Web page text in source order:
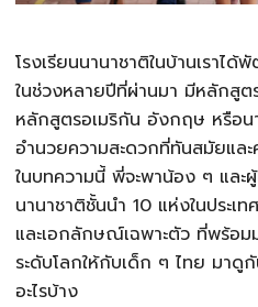
โรงเรียนนานาชาติในบ้านเราได้
ในช่วงหลายปีที่ผ่านมา มีหลักสูต
หลักสูตรอเมริกัน อังกฤษ หรือ
อำนวยความสะดวกที่ทันสมัยแ
ในบทความนี้ พี่จะพาน้อง ๆ และ
นานาชาติชั้นนำ 10 แห่งในประเ
และเอกลักษณ์เฉพาะตัว ที่พร้อ
ระดับโลกให้กับเด็ก ๆ ไทย มาดู
อะไรบ้าง